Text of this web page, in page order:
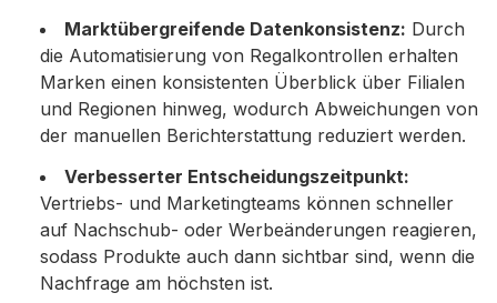
Marktübergreifende Datenkonsistenz: Durch
die Automatisierung von Regalkontrollen erhalten
Marken einen konsistenten Überblick über Filialen
und Regionen hinweg, wodurch Abweichungen von
der manuellen Berichterstattung reduziert werden.
Verbesserter Entscheidungszeitpunkt:
Vertriebs- und Marketingteams können schneller
auf Nachschub- oder Werbeänderungen reagieren,
sodass Produkte auch dann sichtbar sind, wenn die
Nachfrage am höchsten ist.